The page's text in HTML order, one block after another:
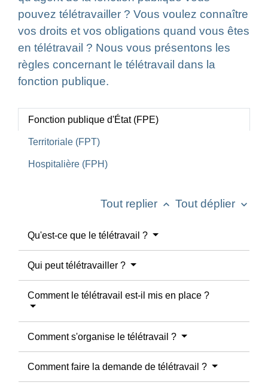
pouvez télétravailler ? Vous voulez connaître
vos droits et vos obligations quand vous êtes
en télétravail ? Nous vous présentons les
règles concernant le télétravail dans la
fonction publique.
Fonction publique d'État (FPE)
Territoriale (FPT)
Hospitalière (FPH)
Tout replier keyboard_arrow_up Tout déplier keyboard_arrow_down
Qu'est-ce que le télétravail ?
Qui peut télétravailler ?
Comment le télétravail est-il mis en place ?
Comment s'organise le télétravail ?
Comment faire la demande de télétravail ?